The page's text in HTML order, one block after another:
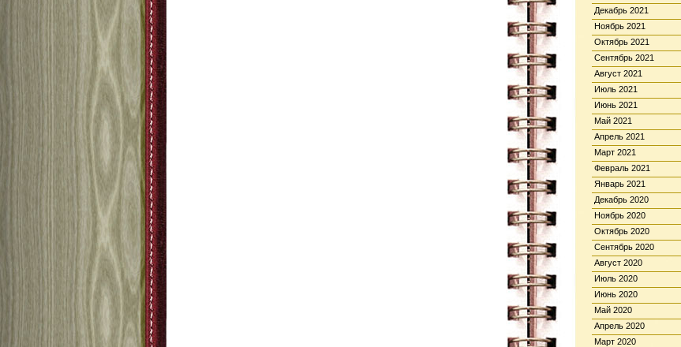
Декабрь 2021
Ноябрь 2021
Октябрь 2021
Сентябрь 2021
Август 2021
Июль 2021
Июнь 2021
Май 2021
Апрель 2021
Март 2021
Февраль 2021
Январь 2021
Декабрь 2020
Ноябрь 2020
Октябрь 2020
Сентябрь 2020
Август 2020
Июль 2020
Июнь 2020
Май 2020
Апрель 2020
Март 2020